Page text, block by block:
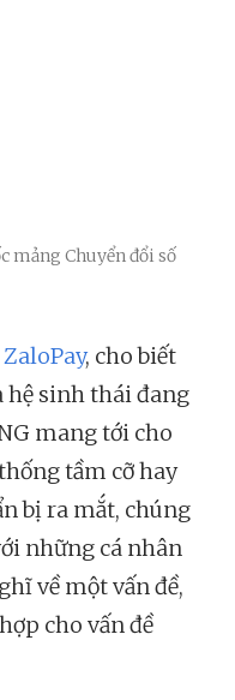
mảng Chuyển đổi số
ZaloPay, cho biết
sinh thái đang
mang tới cho
tầm cỡ hay
bị ra mắt, chúng
những cá nhân
về một vấn đề,
cho vấn đề